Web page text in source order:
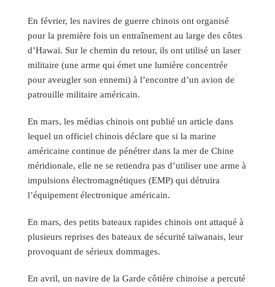
En février, les navires de guerre chinois ont organisé
pour la première fois un entraînement au large des côtes
d’Hawaï. Sur le chemin du retour, ils ont utilisé un laser
militaire (une arme qui émet une lumière concentrée
pour aveugler son ennemi) à l’encontre d’un avion de
patrouille militaire américain.
En mars, les médias chinois ont publié un article dans
lequel un officiel chinois déclare que si la marine
américaine continue de pénétrer dans la mer de Chine
méridionale, elle ne se retiendra pas d’utiliser une arme à
impulsions électromagnétiques (EMP) qui détruira
l’équipement électronique américain.
En mars, des petits bateaux rapides chinois ont attaqué à
plusieurs reprises des bateaux de sécurité taïwanais, leur
provoquant de sérieux dommages.
En avril, un navire de la Garde côtière chinoise a percuté